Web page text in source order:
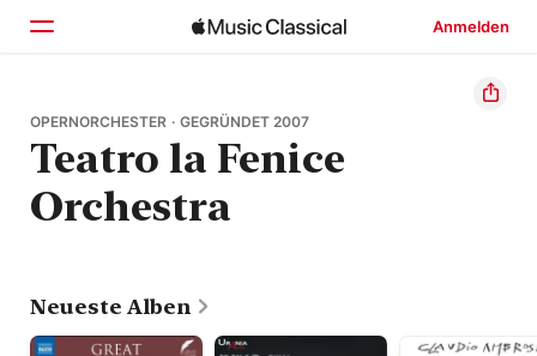
Anmelden
Startseite
Entdecken
Suchen
OPERNORCHESTER · GEGRÜNDET 2007
Teatro la Fenice
Orchestra
Neueste Alben